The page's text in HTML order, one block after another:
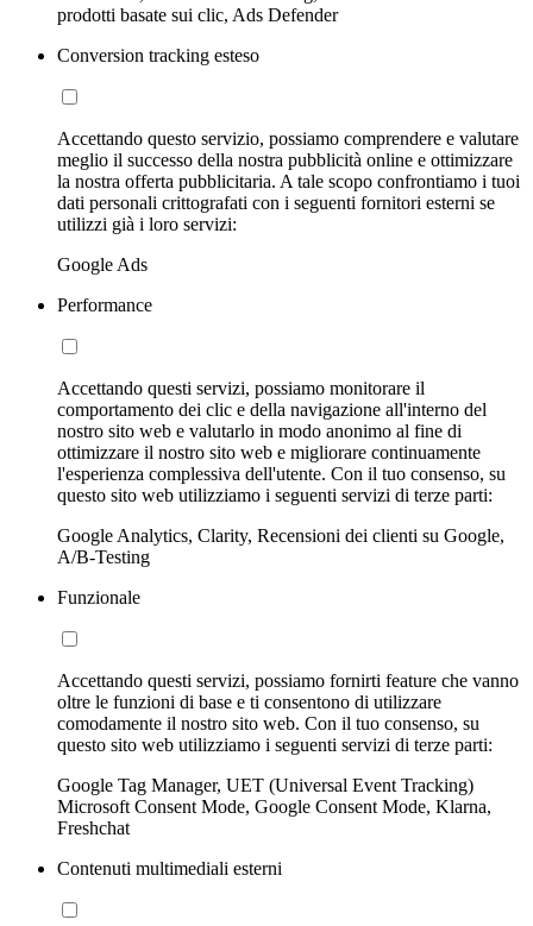
prodotti basate sui clic, Ads Defender
Conversion tracking esteso
Accettando questo servizio, possiamo comprendere e valutare
meglio il successo della nostra pubblicità online e ottimizzare
la nostra offerta pubblicitaria. A tale scopo confrontiamo i tuoi
dati personali crittografati con i seguenti fornitori esterni se
utilizzi già i loro servizi:
Google Ads
Performance
Accettando questi servizi, possiamo monitorare il
comportamento dei clic e della navigazione all'interno del
nostro sito web e valutarlo in modo anonimo al fine di
ottimizzare il nostro sito web e migliorare continuamente
l'esperienza complessiva dell'utente. Con il tuo consenso, su
questo sito web utilizziamo i seguenti servizi di terze parti:
Google Analytics, Clarity, Recensioni dei clienti su Google,
A/B-Testing
Funzionale
Accettando questi servizi, possiamo fornirti feature che vanno
oltre le funzioni di base e ti consentono di utilizzare
comodamente il nostro sito web. Con il tuo consenso, su
questo sito web utilizziamo i seguenti servizi di terze parti:
Google Tag Manager, UET (Universal Event Tracking)
Microsoft Consent Mode, Google Consent Mode, Klarna,
Freshchat
Contenuti multimediali esterni